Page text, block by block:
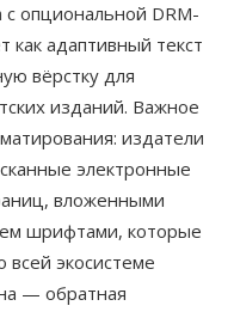
с опциональной DRM-
адаптивный текст
вёрстку для
изданий. Важное
издатели
электронные
вложенными
шрифтами, которые
экосистеме
— обратная